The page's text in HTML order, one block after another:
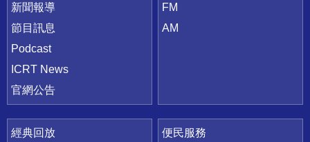
新聞報導
節目訊息
Podcast
ICRT News
官網公告
FM
AM
經典回放
便民服務